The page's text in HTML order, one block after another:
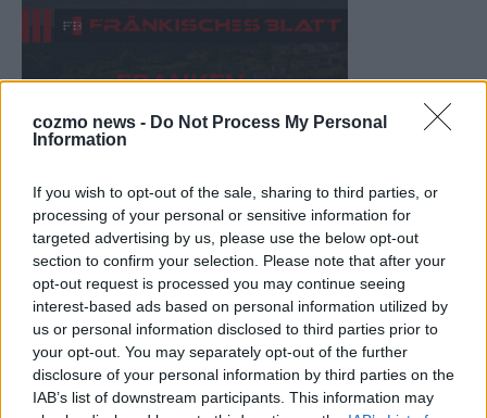
cozmo news - Do Not Process My Personal
Information
If you wish to opt-out of the sale, sharing to third parties, or
processing of your personal or sensitive information for
targeted advertising by us, please use the below opt-out
section to confirm your selection. Please note that after your
opt-out request is processed you may continue seeing
interest-based ads based on personal information utilized by
us or personal information disclosed to third parties prior to
your opt-out. You may separately opt-out of the further
disclosure of your personal information by third parties on the
IAB’s list of downstream participants. This information may
WERBE BEI UNS!